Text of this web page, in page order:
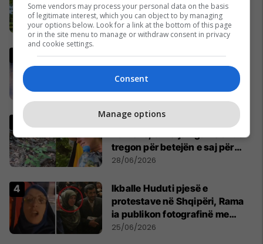
kurrë në oborr
22/06/2026
Zhvillim i papritur në Botëror,
Francë – Norvegji mund të
pezullohet
25/06/2026
Kafshohet nga nepërka në
tregon për betejën e saj për
mbijetesë
28/06/2026
Ikballe Huduti pjesë e
protestave në Shqipëri, Rama
ia publikon fotografinë me
Ahmadinejadin e Iranit
25/06/2026
Some vendors may process your personal data on the basis
of legitimate interest, which you can object to by managing
your options below. Look for a link at the bottom of this page
or in the site menu to manage or withdraw consent in privacy
and cookie settings.
Consent
Manage options